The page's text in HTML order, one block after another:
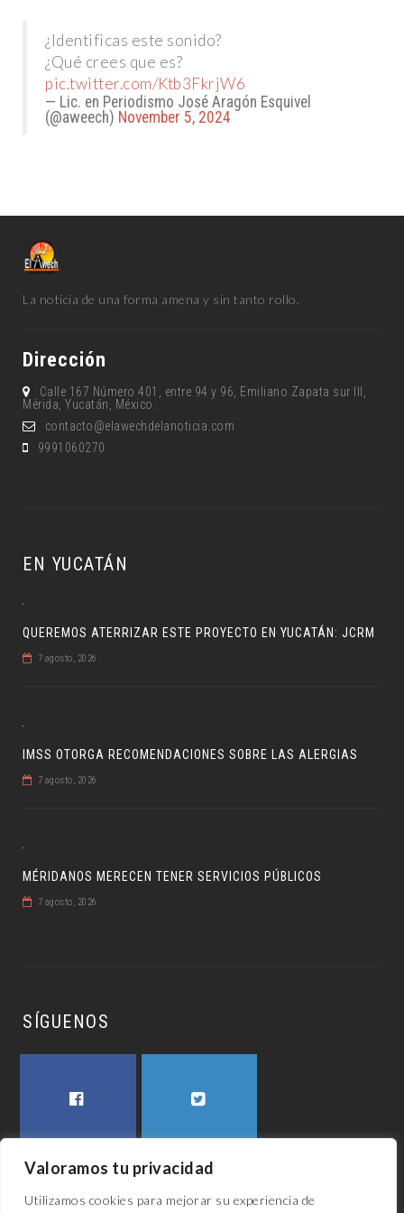
Valoramos tu privacidad
Utilizamos cookies para mejorar su experiencia de
¿Identificas este sonido?
¿Qué crees que es?
pic.twitter.com/Ktb3FkrjW6
— Lic. en Periodismo José Aragón Esquivel
(@aweech) November 5, 2024
La noticia de una forma amena y sin tanto rollo.
Dirección
Calle 167 Número 401, entre 94 y 96, Emiliano Zapata sur lll,
Mérida, Yucatán, México.
contacto@elawechdelanoticia.com
9991060270
EN YUCATÁN
QUEREMOS ATERRIZAR ESTE PROYECTO EN YUCATÁN: JCRM
7 agosto, 2026
IMSS OTORGA RECOMENDACIONES SOBRE LAS ALERGIAS
7 agosto, 2026
MÉRIDANOS MERECEN TENER SERVICIOS PÚBLICOS
7 agosto, 2026
SÍGUENOS